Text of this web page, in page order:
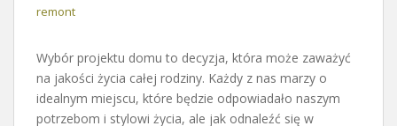
remont
Wybór projektu domu to decyzja, która może zaważyć
na jakości życia całej rodziny. Każdy z nas marzy o
idealnym miejscu, które będzie odpowiadało naszym
potrzebom i stylowi życia, ale jak odnaleźć się w